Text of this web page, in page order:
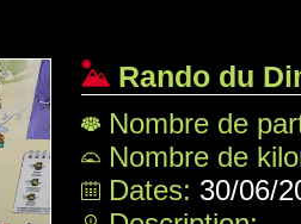
Rando du
Nombre de
Nombre de
Dates: 30/06/